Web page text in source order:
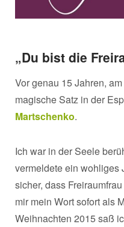
„Du bist die
Vor genau 15 Jahren,
magische Satz in der
Martschenko.
Ich war in der Seele
vermeldete ein wohliges
sicher, dass
mir mein Wort sofort als
Weihnachten 2015 saß